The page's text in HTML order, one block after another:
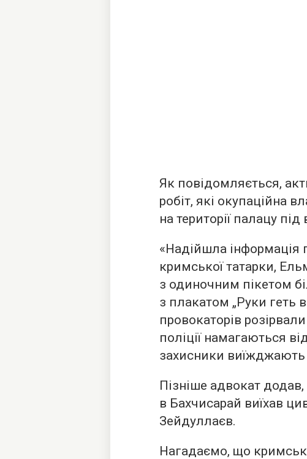
Як повідомляється,
робіт, які окупаційна
на території палацу
«Надійшла інформація
кримської татарки,
з одиночним пікетом
з плакатом „Руки геть
провокаторів
поліції намагаються
захисники виїжджають
Пізніше адвокат
в Бахчисарай виїхав
Зейдуллаєв.
Нагадаємо, що